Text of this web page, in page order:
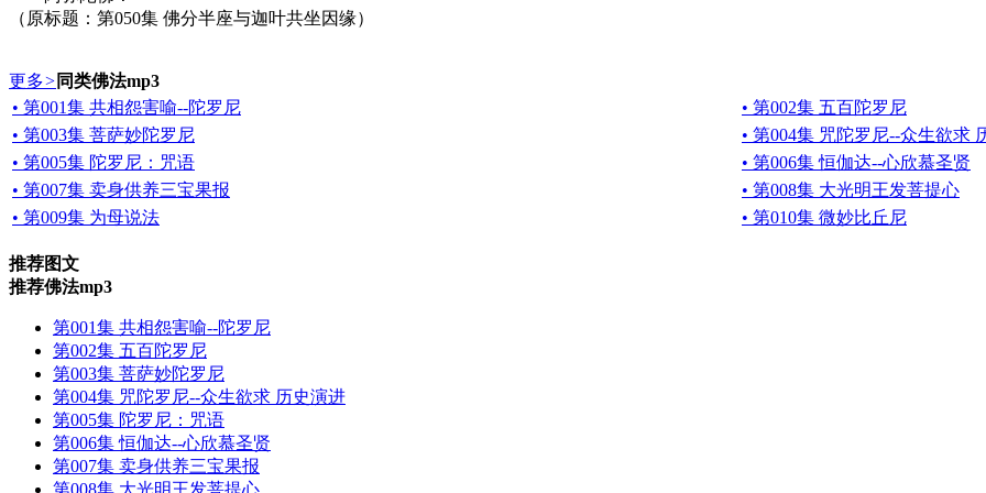
（原标题：第050集 佛分半座与迦叶共坐因缘）
更多> 同类佛法mp3
• 第001集 共相怨害喻--陀罗尼
• 第002集 五百陀罗尼
• 第003集 菩萨妙陀罗尼
• 第004集 咒陀罗尼--众生欲求
• 第005集 陀罗尼：咒语
• 第006集 恒伽达--心欣慕圣贤
• 第007集 卖身供养三宝果报
• 第008集 大光明王发菩提心
• 第009集 为母说法
• 第010集 微妙比丘尼
推荐图文
推荐佛法mp3
第001集 共相怨害喻--陀罗尼
第002集 五百陀罗尼
第003集 菩萨妙陀罗尼
第004集 咒陀罗尼--众生欲求 历史演进
第005集 陀罗尼：咒语
第006集 恒伽达--心欣慕圣贤
第007集 卖身供养三宝果报